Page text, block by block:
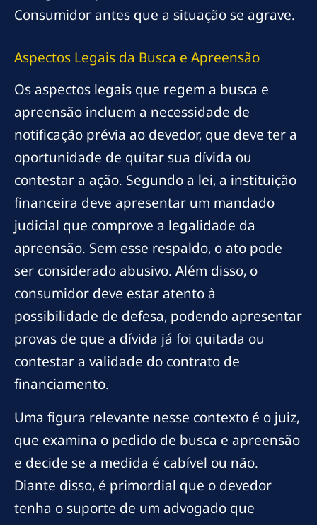
Consumidor antes que a situação se agrave.
Aspectos Legais da Busca e Apreensão
Os aspectos legais que regem a busca e
apreensão incluem a necessidade de
notificação prévia ao devedor, que deve ter a
oportunidade de quitar sua dívida ou
contestar a ação. Segundo a lei, a instituição
financeira deve apresentar um mandado
judicial que comprove a legalidade da
apreensão. Sem esse respaldo, o ato pode
ser considerado abusivo. Além disso, o
consumidor deve estar atento à
possibilidade de defesa, podendo apresentar
provas de que a dívida já foi quitada ou
contestar a validade do contrato de
financiamento.
Uma figura relevante nesse contexto é o juiz,
que examina o pedido de busca e apreensão
e decide se a medida é cabível ou não.
Diante disso, é primordial que o devedor
tenha o suporte de um advogado que